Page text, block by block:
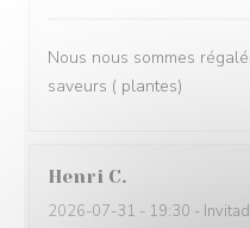
Nous nous sommes
saveurs ( plantes)
Henri C
2026-07-31 - 19:30 -